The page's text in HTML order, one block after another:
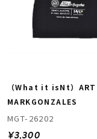
（What it isNt）ART
MARKGONZALES
MGT-26202
¥3,300